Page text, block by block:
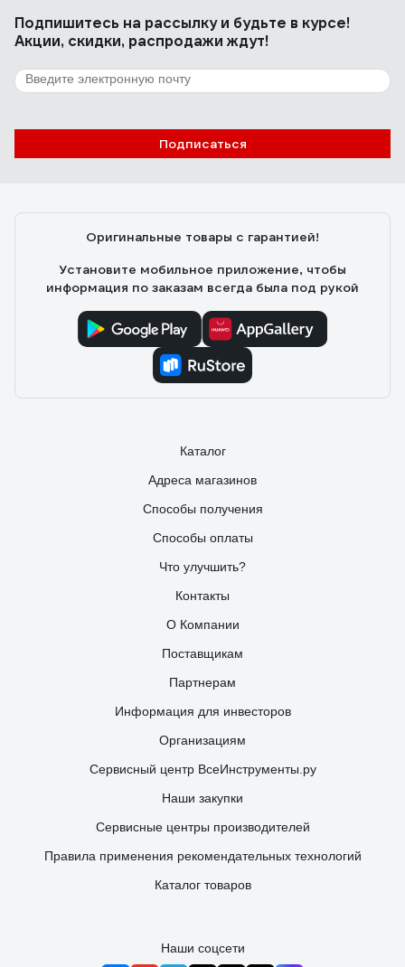
"поджимать" и ослаблять. Не нужно бегать за отверткой.
Для садовых шлангов самый выгодный вариант. Пластик
16 отзывов
Подпишитесь на рассылкуи будьте в курсе!
Акции, скидки, распродажи ждут!
Подписаться
Оригинальные товары с гарантией!
Установите мобильное приложение, чтобы
информация по заказам всегда была под рукой
Каталог
Адреса магазинов
Способы получения
Способы оплаты
Что улучшить?
Контакты
О Компании
Поставщикам
Партнерам
Информация для инвесторов
Организациям
Сервисный центр ВсеИнструменты.ру
Наши закупки
Сервисные центры производителей
Правила применения рекомендательных технологий
Каталог товаров
Наши соцсети